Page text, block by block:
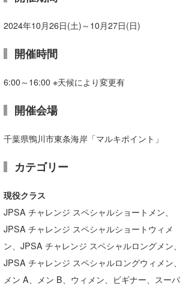
2024年10月26日(土)～10月27日(日)
開催時間
6:00～16:00 ※天候により変更有
開催会場
千葉県鴨川市東条海岸「マルキポイント」
カテゴリー
現役クラス
JPSA チャレンジ スペシャルショートメン、
JPSA チャレンジ スペシャルショートウィメ
ン、JPSA チャレンジ スペシャルロングメン、
JPSA チャレンジ スペシャルロングウィメン、
メン A、メン B、ウィメン、ビギナー、スーパ